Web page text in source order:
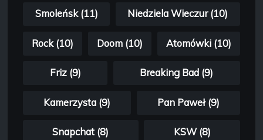
Smoleńsk (11) Niedziela Wieczur (10)
Rock (10) Doom (10) Atomówki (10)
Friz (9) Breaking Bad (9)
Kamerzysta (9) Pan Paweł (9)
Snapchat (8) KSW (8)